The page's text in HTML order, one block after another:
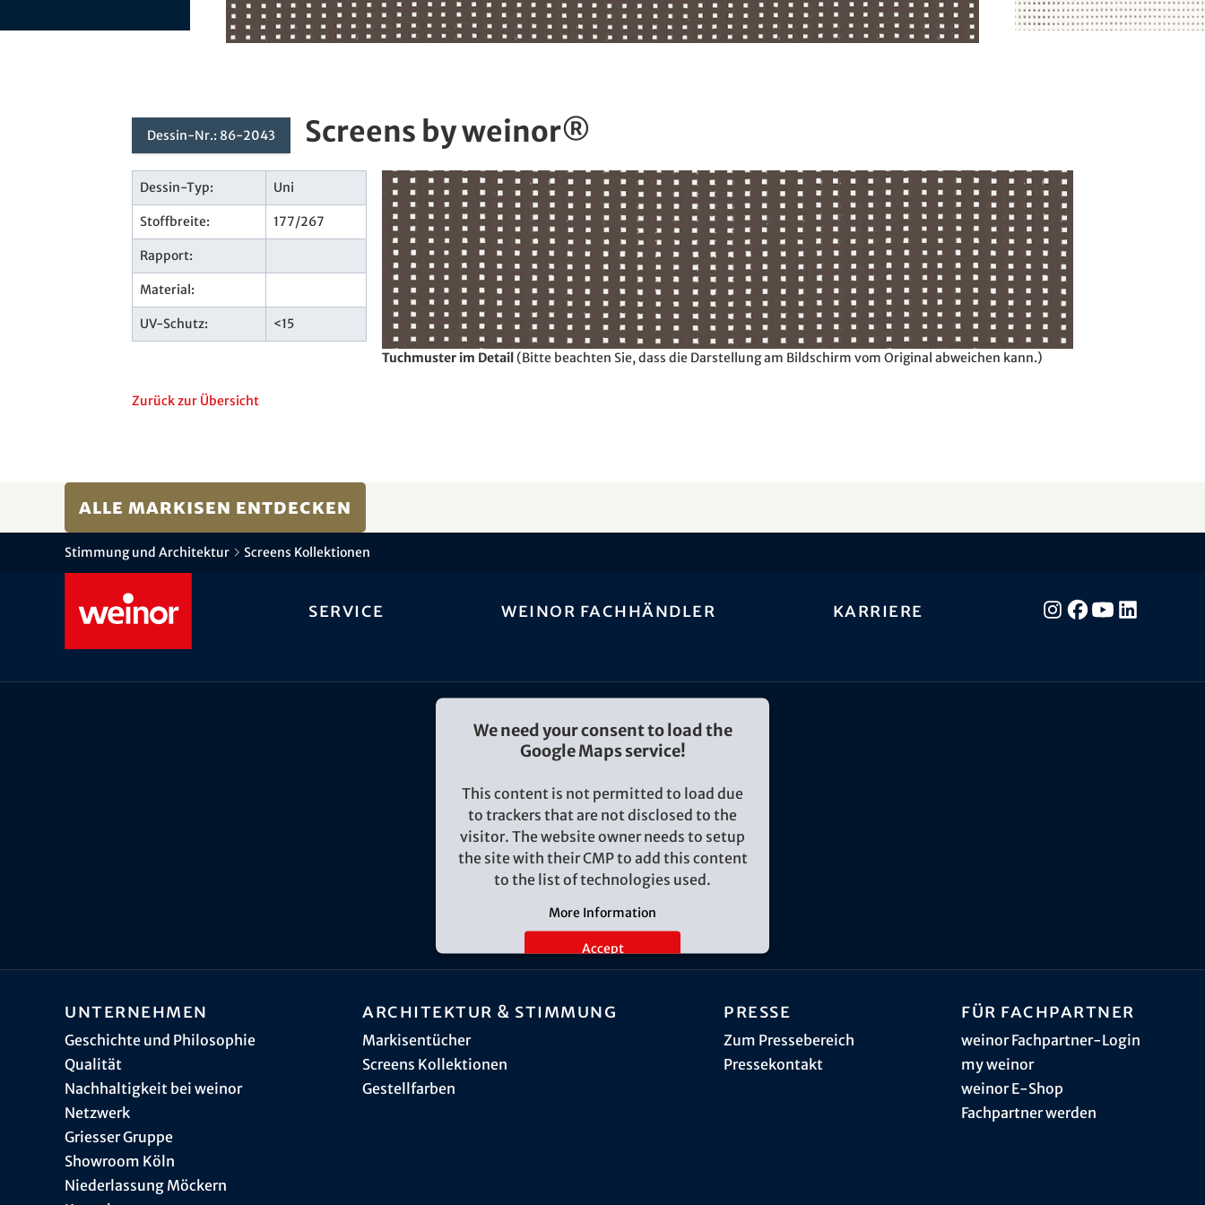
Dessin-Nr.: 86-2043 Screens by weinor®
Dessin-Typ: Uni
Stoffbreite: 177/267
Rapport:
Material:
UV-Schutz: <15
Tuchmuster im Detail(Bitte beachten Sie, dass die Darstellung am Bildschirm vom Original abweichen kann.)
Zurück zur Übersicht
Alle Markisen entdecken
Stimmung und Architektur Screens Kollektionen
Service weinor Fachhändler Karriere
Unternehmen
Geschichte und Philosophie
Qualität
Nachhaltigkeit bei weinor
Netzwerk
Griesser Gruppe
Showroom Köln
Niederlassung Möckern
Architektur & Stimmung
Markisentücher
Screens Kollektionen
Gestellfarben
Presse
Zum Pressebereich
Pressekontakt
Für Fachpartner
weinor Fachpartner-Login
my weinor
weinor E-Shop
Fachpartner werden
We need your consent to load the
Google Maps service!
This content is not permitted to load due
to trackers that are not disclosed to the
visitor. The website owner needs to setup
the site with their CMP to add this content
to the list of technologies used.
More Information
Accept